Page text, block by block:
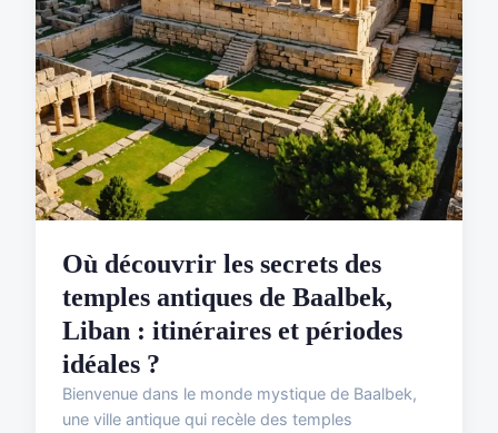
Où découvrir les secrets des
temples antiques de Baalbek,
Liban : itinéraires et périodes
idéales ?
Bienvenue dans le monde mystique de Baalbek,
une ville antique qui recèle des temples